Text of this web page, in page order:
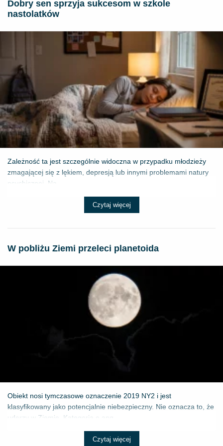
Dobry sen sprzyja sukcesom w szkole
nastolatków
Zależność ta jest szczególnie widoczna w przypadku młodzieży
zmagającej się z lękiem, depresją lub innymi problemami natury
psychicznej. Na...
Czytaj więcej
W pobliżu Ziemi przeleci planetoida
Obiekt nosi tymczasowe oznaczenie 2019 NY2 i jest
klasyfikowany jako potencjalnie niebezpieczny. Nie oznacza to, że
uderzy w Ziemię. Kategoria o ang...
Czytaj więcej